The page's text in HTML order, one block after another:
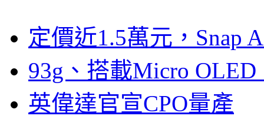
定價近1.5萬元，Snap
93g、搭載Micro
英偉達官宣CPO量產